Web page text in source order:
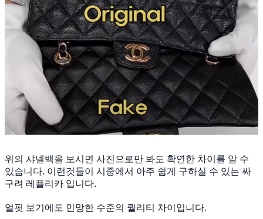
위의 샤넬백을 보시면 사진으로만 봐도 확연한 차이를 알 수
있습니다. 이런것들이 시중에서 아주 쉽게 구하실 수 있는 싸
구려 레플리카 입니다.
얼핏 보기에도 민망한 수준의 퀄리티 차이입니다.